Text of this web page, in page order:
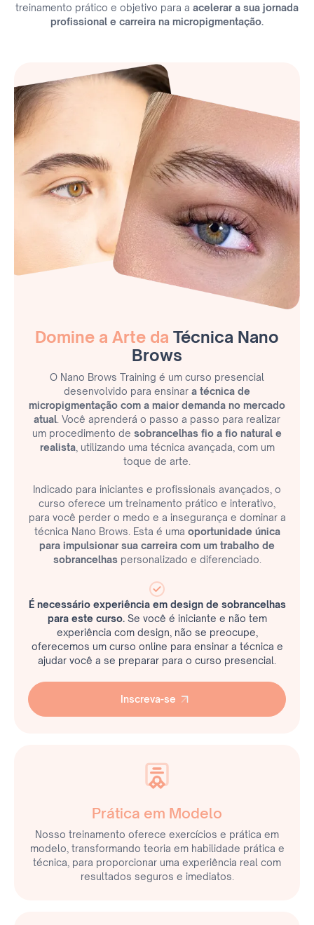
treinamento prático e objetivo para a acelerar a sua jornada
profissional e carreira na micropigmentação.
Domine a Arte da Técnica Nano
Brows
O Nano Brows Training é um curso presencial
desenvolvido para ensinar a técnica de
micropigmentação com a maior demanda no mercado
atual . Você aprenderá o passo a passo para realizar
um procedimento de sobrancelhas fio a fio natural e
realista, utilizando uma técnica avançada, com um
toque de arte.
Indicado para iniciantes e profissionais avançados, o
curso oferece um treinamento prático e interativo,
para você perder o medo e a insegurança e dominar a
técnica Nano Brows. Esta é uma oportunidade única
para impulsionar sua carreira com um trabalho de
sobrancelhaspersonalizado e diferenciado.
É necessário experiência em design de sobrancelhas
para este curso.Se você é iniciante e não tem
experiência com design, não se preocupe,
oferecemos um curso online para ensinar a técnica e
ajudar você a se preparar para o curso presencial.
Inscreva-se
Prática em Modelo
Nosso treinamento oferece exercícios e prática em
modelo, transformando teoria em habilidade prática e
técnica, para proporcionar uma experiência real com
resultados seguros e imediatos.